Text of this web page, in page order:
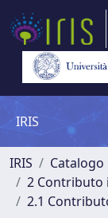
IRIS
IRIS
2 Contributo
2.1